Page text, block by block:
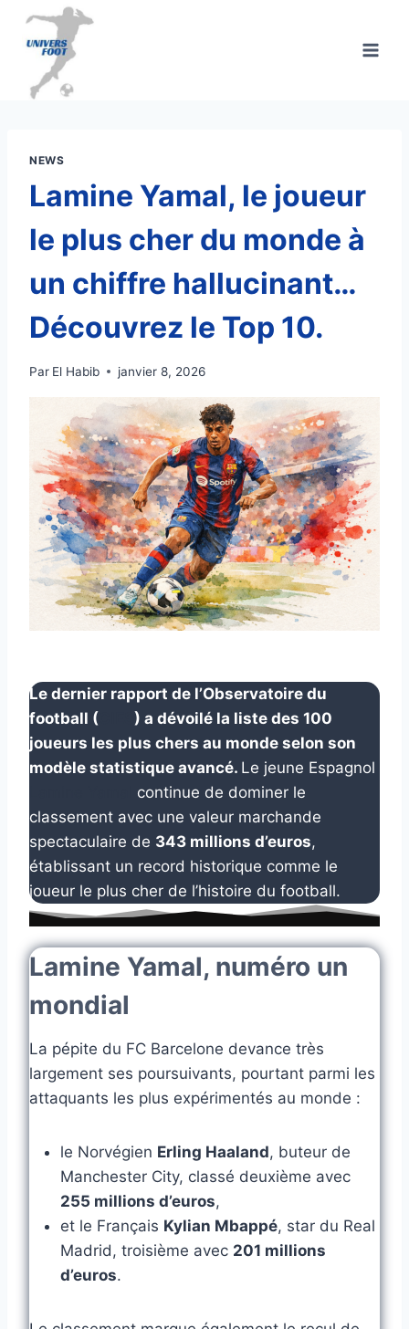
Aller
contenu
NEWS
Lamine Yamal, le joueur
le plus cher du monde à
un chiffre hallucinant…
Découvrez le Top 10.
Par El Habib janvier 8, 2026
Le dernier rapport de l’Observatoire du
football (
) a dévoilé la liste des 100
joueurs les plus chers au monde selon son
modèle statistique avancé. Le jeune Espagnol
continue de dominer le
classement avec une valeur marchande
spectaculaire de 343 millions d’euros,
établissant un record historique comme le
joueur le plus cher de l’histoire du football.
Lamine Yamal, numéro un
mondial
La pépite du FC Barcelone devance très
largement ses poursuivants, pourtant parmi les
attaquants les plus expérimentés au monde :
le Norvégien Erling Haaland, buteur de
Manchester City, classé deuxième avec
255 millions d’euros,
et le Français Kylian Mbappé, star du Real
Madrid, troisième avec 201 millions
d’euros.